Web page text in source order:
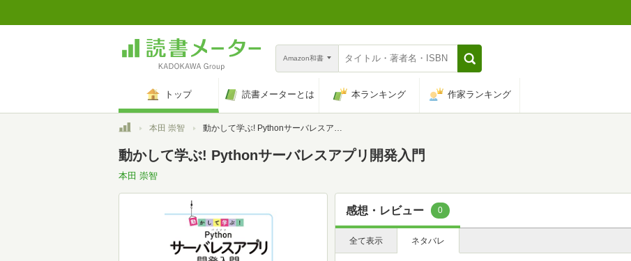
Amazon和書
トップ 読書メーターとは 本ランキング 作家ランキング
トップ本田 崇智 動かして学ぶ! Pythonサーバレスアプリ開発入門
動かして学ぶ! Pythonサーバレスアプリ開発入門
本田 崇智
感想・レビュー 0
全て表示 ネタバレ